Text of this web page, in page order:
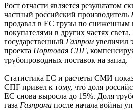
Рост отчасти является результатом
частный российский производитель
продавал в ЕС грузы по сниженным
покупателями в других частях света,
государственный Газпром увеличил
проекта Портовая СПГ,
трубопроводных поставок на запад.
Статистика ЕС и расчеты СМИ
СПГ привел к тому, что доля
ЕС снова выросла до 15%. Доля
газа Газпрома после начала войны